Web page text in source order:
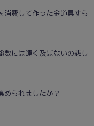
消費して作った金道具すら
数には遠く及ばないの悲し
められましたか？